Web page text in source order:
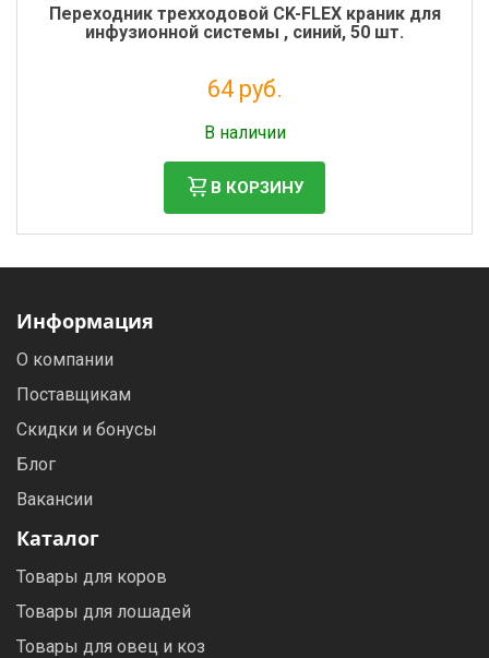
Переходник трехходовой CK-FLEX краник для
инфузионной системы , синий, 50 шт.
64 руб.
В наличии
В КОРЗИНУ
Информация
О компании
Поставщикам
Скидки и бонусы
Блог
Вакансии
Каталог
Товары для коров
Товары для лошадей
Товары для овец и коз